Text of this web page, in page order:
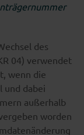
des
04) verwendet
wenn die
und dabei
außerhalb
worden